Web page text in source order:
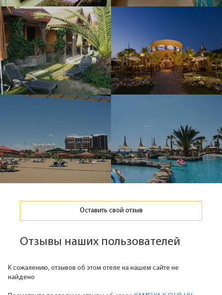
Оставить свой отзыв
Отзывы наших пользователей
К сожалению, отзывов об этом отеле на нашем сайте не
найдено